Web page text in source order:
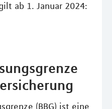
ab 1. Januar 2024:
(BBG) ist eine